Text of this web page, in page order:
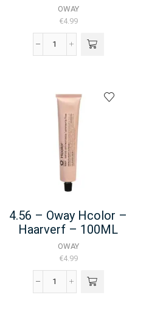
OWAY
€4.99
4.5
-
Haarverf
100ML
aantal
4.56 – Oway Hcolor –
Haarverf – 100ML
OWAY
€4.99
4.56